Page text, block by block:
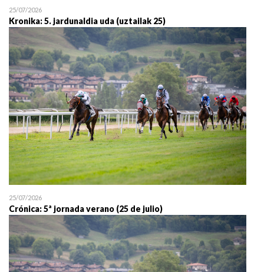
25/07/2026
Kronika: 5. jardunaldia uda (uztailak 25)
25/07/2026
Crónica: 5ª jornada verano (25 de julio)